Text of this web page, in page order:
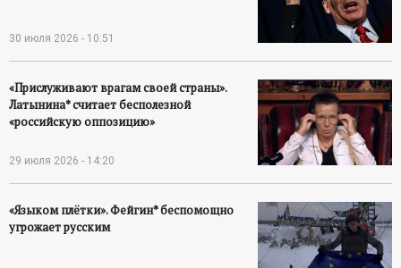
о
р
т
а
л
30 июля 2026 - 10:51
«Прислуживают врагам своей страны».
Латынина* считает бесполезной
«российскую оппозицию»
29 июля 2026 - 14:20
«Языком плётки». Фейгин* беспомощно
угрожает русским